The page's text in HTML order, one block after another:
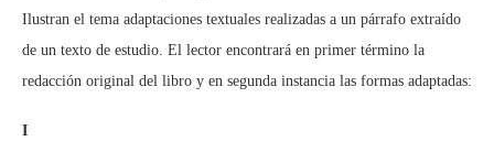
Ilustran el tema adaptaciones textuales realizadas a un párrafo extraído
de un texto de estudio. El lector encontrará en primer término la
redacción original del libro y en segunda instancia las formas adaptadas:
I